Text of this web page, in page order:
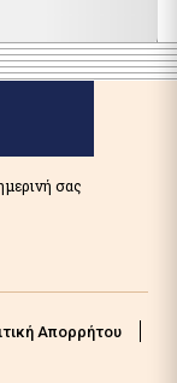
σας
Απορρήτου